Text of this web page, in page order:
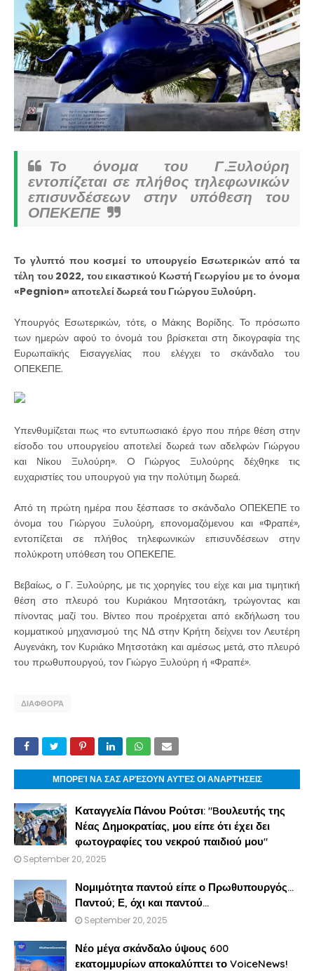
Το όνομα του Γ.Ξυλούρη
εντοπίζεται σε πλήθος τηλεφωνικών
επισυνδέσεων στην υπόθεση του
ΟΠΕΚΕΠΕ
Το γλυπτό που κοσμεί το υπουργείο Εσωτερικών από τα
τέλη του 2022, του εικαστικού Κωστή Γεωργίου με το όνομα
«Pegnion» αποτελεί δωρεά του Γιώργου Ξυλούρη.
Υπουργός Εσωτερικών, τότε, ο Μάκης Βορίδης. Το πρόσωπο
των ημερών αφού το όνομά του βρίσκεται στη δικογραφία της
Ευρωπαϊκής Εισαγγελίας που ελέγχει το σκάνδαλο του
ΟΠΕΚΕΠΕ.
Υπενθυμίζεται πως «το εντυπωσιακό έργο που πήρε θέση στην
είσοδο του υπουργείου αποτελεί δωρεά των αδελφών Γιώργου
και Νίκου Ξυλούρη». O Γιώργος Ξυλούρης δέχθηκε τις
ευχαριστίες του υπουργού για την πολύτιμη δωρεά.
Από τη πρώτη ημέρα που ξέσπασε το σκάνδαλο ΟΠΕΚΕΠΕ το
όνομα του Γιώργου Ξυλούρη, επονομαζόμενου και «Φραπέ»,
εντοπίζεται σε πλήθος τηλεφωνικών επισυνδέσεων στην
πολύκροτη υπόθεση του ΟΠΕΚΕΠΕ.
Βεβαίως, ο Γ. Ξυλούρης, με τις χορηγίες του είχε και μια τιμητική
θέση στο πλευρό του Κυριάκου Μητσοτάκη, τρώγοντας και
πίνοντας μαζί του. Βίντεο που προέρχεται από εκδήλωση του
κομματικού μηχανισμού της ΝΔ στην Κρήτη δείχνει τον Λευτέρη
Αυγενάκη, τον Κυριάκο Μητσοτάκη και αμέσως μετά, στο πλευρό
του πρωθυπουργού, τον Γιώργο Ξυλούρη ή «Φραπέ».
ΔΙΑΦΘΟΡΆ
ΜΠΟΡΕΊ ΝΑ ΣΑΣ ΑΡΈΣΟΥΝ ΑΥΤΈΣ ΟΙ ΑΝΑΡΤΉΣΕΙΣ
Καταγγελία Πάνου Ρούτσι: "Bουλευτής της
Νέας Δημοκρατίας, μου είπε ότι έχει δει
φωτογραφίες του νεκρού παιδιού μου"
September 20, 2025
Νομιμότητα παντού είπε ο Πρωθυπουργός...
Παντού; Ε, όχι και παντού...
September 20, 2025
Νέο μέγα σκάνδαλο ύψους 600
εκατομμυρίων αποκαλύπτει το VoiceNews!